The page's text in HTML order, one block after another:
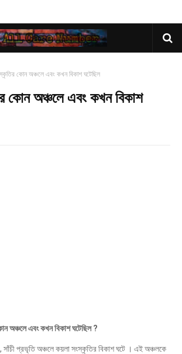
কোন অঞ্চলে এবং কখন বিকাশ ঘটেছিল
কোন অঞ্চলে এবং কখন বিকাশ
অঞ্চলে এবং কখন বিকাশ ঘটেছিল ?
, সাঁচী প্রভৃতি অঞ্চলে কয়লা সংস্কৃতির বিকাশ ঘটে । এই অঞ্চলকে